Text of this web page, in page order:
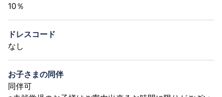
10％
ドレスコード
なし
お子さまの同伴
同伴可